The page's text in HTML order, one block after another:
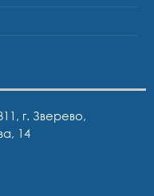
г. Зверево,
14